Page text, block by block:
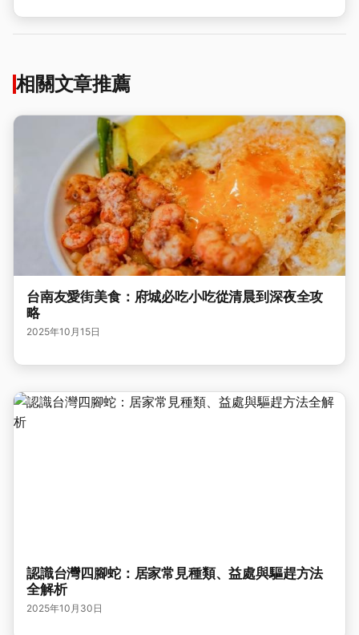
相關文章推薦
台南友愛街美食：府城必吃小吃從清晨到深夜全攻
略
2025年10月15日
認識台灣四腳蛇：居家常見種類、益處與驅趕方法
全解析
2025年10月30日